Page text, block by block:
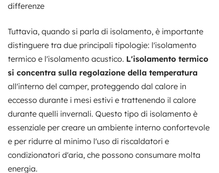
differenze
Tuttavia, quando si parla di isolamento, è importante
distinguere tra due principali tipologie: l'isolamento
termico e l'isolamento acustico. L'isolamento termico
si concentra sulla regolazione della temperatura
all'interno del camper, proteggendo dal calore in
eccesso durante i mesi estivi e trattenendo il calore
durante quelli invernali. Questo tipo di isolamento è
essenziale per creare un ambiente interno confortevole
e per ridurre al minimo l'uso di riscaldatori e
condizionatori d'aria, che possono consumare molta
energia.